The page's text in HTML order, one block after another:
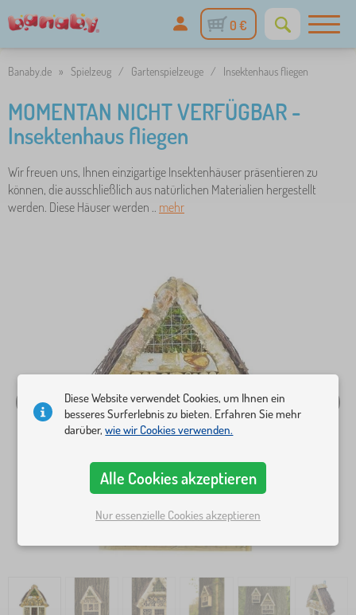
0 €
Banaby.de » Spielzeug / Gartenspielzeuge / Insektenhaus fliegen
MOMENTAN NICHT VERFÜGBAR -
Insektenhaus fliegen
Wir freuen uns, Ihnen einzigartige Insektenhäuser präsentieren zu
können, die ausschließlich aus natürlichen Materialien hergestellt
werden. Diese Häuser werden .. mehr
Diese Website verwendet Cookies, um Ihnen ein
besseres Surferlebnis zu bieten. Erfahren Sie mehr
darüber,wie wir Cookies verwenden.
Alle Cookies akzeptieren
Nur essenzielle Cookies akzeptieren